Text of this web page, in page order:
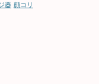
器 顔コリ